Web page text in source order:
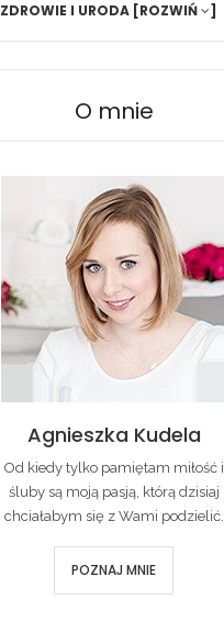
ZDROWIE I URODA [ROZWIŃ ]
O mnie
Agnieszka Kudela
Od kiedy tylko pamiętam miłość i
śluby są moją pasją, którą dzisiaj
chciałabym się z Wami podzielić.
POZNAJ MNIE